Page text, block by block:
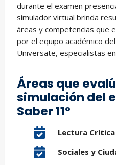
durante el examen
simulador virtual brinda
áreas y competencias que
por el equipo académico
Universate, especialistas
Áreas que
simulación del
Saber 11º
Lectura Crítica
Sociales y